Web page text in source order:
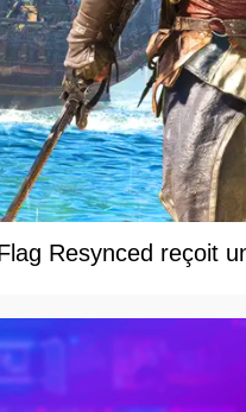
Resynced reçoit